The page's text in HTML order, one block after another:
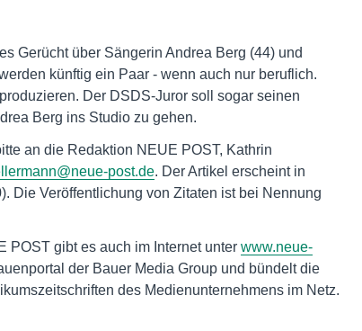
Gerücht über Sängerin Andrea Berg (44) und
künftig ein Paar - wenn auch nur beruflich.
Der DSDS-Juror soll sogar seinen
Berg ins Studio zu gehen.
an die Redaktion NEUE POST, Kathrin
post.de. Der Artikel erscheint in
Die Veröffentlichung von Zitaten ist bei Nennung
POST gibt es auch im Internet unter www.neue-
der Bauer Media Group und bündelt die
des Medienunternehmens im Netz.